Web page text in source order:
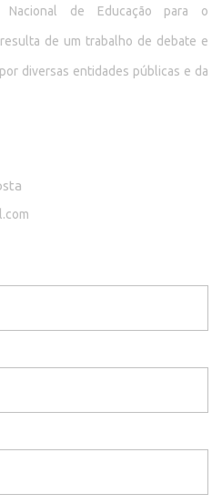
de Educação para o
de um trabalho de debate e
diversas entidades públicas e da